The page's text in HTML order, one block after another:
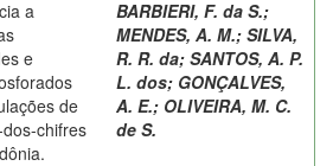
a
e
de
chifres
BARBIERI, F. da S.;
MENDES, A. M.; SILVA,
R. R. da; SANTOS, A. P.
L. dos; GONÇALVES,
A. E.; OLIVEIRA, M. C.
de S.